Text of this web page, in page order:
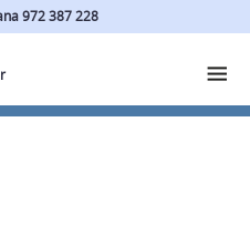
972 387 228